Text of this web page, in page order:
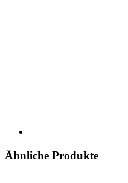
Ähnliche Produkte